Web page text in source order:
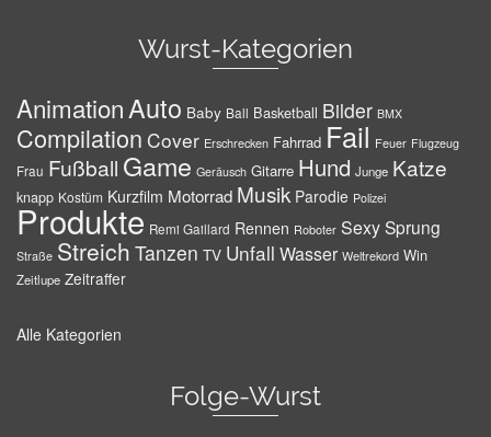
Wurst-Kategorien
AnimationAuto Baby Ball Basketball Bilder BMX
Compilation Cover Erschrecken Fahrrad Fail Feuer Flugzeug
Frau Fußball Game Geräusch Gitarre Hund Junge Katze
knapp Kostüm Kurzfilm Motorrad Musik Parodie Polizei
Produkte Remi Gaillard Rennen Roboter SexySprung
Straße Streich Tanzen TV Unfall Wasser Weltrekord Win
Zeitlupe Zeitraffer
Alle Kategorien
Folge-Wurst